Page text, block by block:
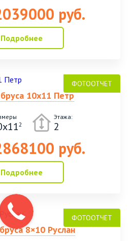
руб.
Подробнее
10х11 Петр
2
Этажа:
2
руб.
Подробнее
8×10 Руслан